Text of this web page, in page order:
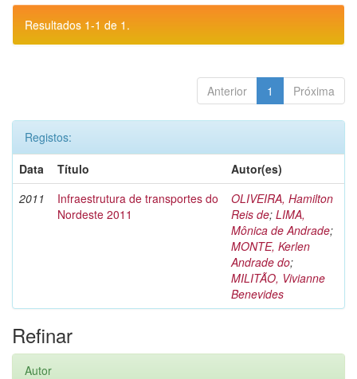
Resultados 1-1 de 1.
Anterior 1 Próxima
Registos:
Data
Título
Autor(es)
2011
Infraestrutura de transportes do
Nordeste 2011
OLIVEIRA, Hamilton
Reis de; LIMA,
Mônica de Andrade;
MONTE, Kerlen
Andrade do;
MILITÃO, Vivianne
Benevides
Refinar
Autor